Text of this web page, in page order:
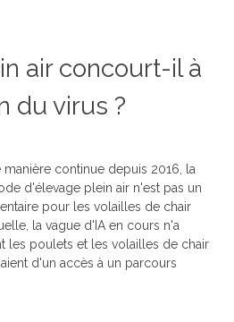
air concourt-il à
du virus ?
continue depuis 2016, la
d'élevage plein air n'est pas un
pour les volailles de chair
la vague d'IA en cours n'a
les poulets et les volailles de chair
d'un accès à un parcours